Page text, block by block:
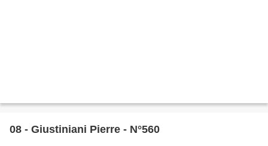
08 - Giustiniani Pierre - N°560